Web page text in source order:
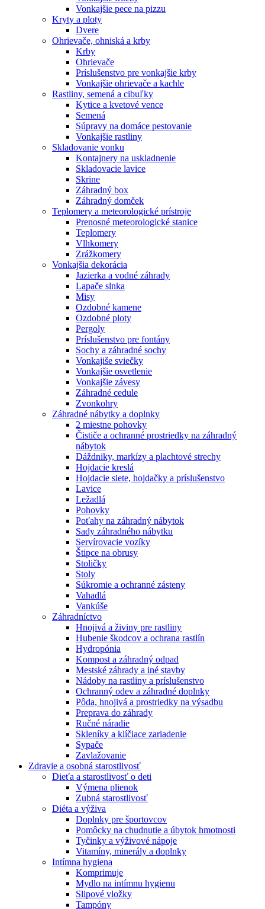
Vonkajšie pece na pizzu
Kryty a ploty
Dvere
Ohrievače, ohniská a krby
Krby
Ohrievače
Príslušenstvo pre vonkajšie krby
Vonkajšie ohrievače a kachle
Rastliny, semená a cibuľky
Kytice a kvetové vence
Semená
Súpravy na domáce pestovanie
Vonkajšie rastliny
Skladovanie vonku
Kontajnery na uskladnenie
Skladovacie lavice
Skrine
Záhradný box
Záhradný domček
Teplomery a meteorologické prístroje
Prenosné meteorologické stanice
Teplomery
Vlhkomery
Zrážkomery
Vonkajšia dekorácia
Jazierka a vodné záhrady
Lapače slnka
Misy
Ozdobné kamene
Ozdobné ploty
Pergoly
Príslušenstvo pre fontány
Sochy a záhradné sochy
Vonkajiše sviečky
Vonkajšie osvetlenie
Vonkajšie závesy
Záhradné cedule
Zvonkohry
Záhradné nábytky a doplnky
2 miestne pohovky
Čističe a ochranné prostriedky na záhradný
nábytok
Dáždniky, markízy a plachtové strechy
Hojdacie kreslá
Hojdacie siete, hojdačky a príslušenstvo
Lavice
Ležadlá
Pohovky
Poťahy na záhradný nábytok
Sady záhradného nábytku
Servírovacie vozíky
Štipce na obrusy
Stoličky
Stoly
Súkromie a ochranné zásteny
Vahadlá
Vankúše
Záhradníctvo
Hnojivá a živiny pre rastliny
Hubenie škodcov a ochrana rastlín
Hydropónia
Kompost a záhradný odpad
Mestské záhrady a iné stavby
Nádoby na rastliny a príslušenstvo
Ochranný odev a záhradné doplnky
Pôda, hnojivá a prostriedky na výsadbu
Preprava do záhrady
Ručné náradie
Skleníky a klíčiace zariadenie
Sypače
Zavlažovanie
Zdravie a osobná starostlivosť
Dieťa a starostlivosť o deti
Výmena plienok
Zubná starostlivosť
Diéta a výživa
Doplnky pre športovcov
Pomôcky na chudnutie a úbytok hmotnosti
Tyčinky a výživové nápoje
Vitamíny, minerály a doplnky
Intímna hygiena
Komprimuje
Mydlo na intímnu hygienu
Slipové vložky
Tampóny